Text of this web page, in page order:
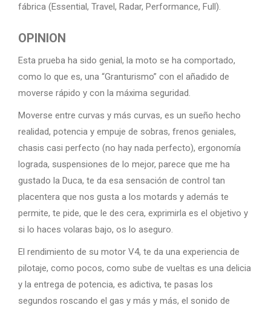
fábrica (Essential, Travel, Radar, Performance, Full).
OPINION
Esta prueba ha sido genial, la moto se ha comportado,
como lo que es, una “Granturismo” con el añadido de
moverse rápido y con la máxima seguridad.
Moverse entre curvas y más curvas, es un sueño hecho
realidad, potencia y empuje de sobras, frenos geniales,
chasis casi perfecto (no hay nada perfecto), ergonomía
lograda, suspensiones de lo mejor, parece que me ha
gustado la Duca, te da esa sensación de control tan
placentera que nos gusta a los motards y además te
permite, te pide, que le des cera, exprimirla es el objetivo y
si lo haces volaras bajo, os lo aseguro.
El rendimiento de su motor V4, te da una experiencia de
pilotaje, como pocos, como sube de vueltas es una delicia
y la entrega de potencia, es adictiva, te pasas los
segundos roscando el gas y más y más, el sonido de